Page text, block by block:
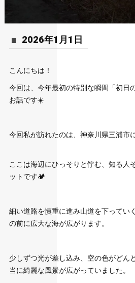
2026年1月1日
こんにちは！
今回は、今年最初の特別な瞬間「初日
お話です☀️
今回私が訪れたのは、神奈川県三浦市
ここは海辺にひっそりと佇む、知る人
ットです🏕
細い道路を慎重に進み山道を下ってい
の前に広大な海が広がります。
少しずつ光が差し込み、空の色がどん
当に綺麗な風景が広がっていました。